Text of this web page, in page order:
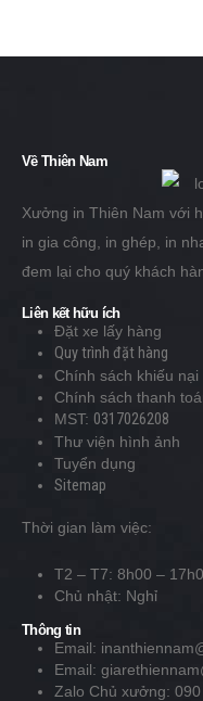
Về Thiên Nam
Xưởng in Thiên Nam với
in gia công, in ghép, in
đem lại cho quý khách
Liên kết hữu ích
Đặt xe lấy hàng
Quy trình đặt hàng
Chính sách khiếu nại
Chính sách thanh
MST: 0317026208
Thư viện hình ảnh
Tuyển dụng
Sitemap
Thời gian làm việc:
T2 – T7: 8h00 –
Chủ nhật: Nghỉ
Thông tin
Email:
Email:
Zalo Chủ xưởng: